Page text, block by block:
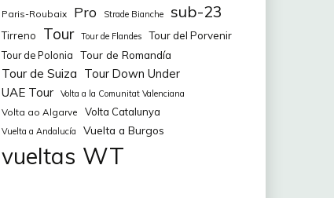
Paris-Roubaix Pro Strade Bianche sub-23
Tirreno Tour Tour de Flandes
Tour del Porvenir
Tour de Polonia
Tour de Romandía
Tour de Suiza Tour Down Under
UAE Tour
Volta a la Comunitat Valenciana
Volta ao Algarve Volta Catalunya
Vuelta a Andalucía Vuelta a Burgos
vueltas WT